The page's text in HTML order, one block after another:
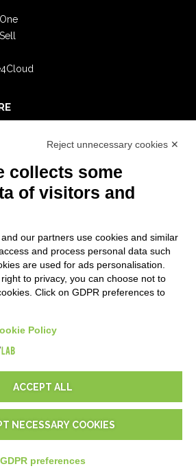
y RGPD
de suministro
de soporte
- - EUR
Reject unnecessary cookies ✕
collects some
of visitors and
our partners use cookies and similar
and process personal data such
are used for ads personalisation.
to privacy, you can choose not to
Click on GDPR preferences to
Policy
ACCEPT ALL
NECESSARY COOKIES
GDPR preferences